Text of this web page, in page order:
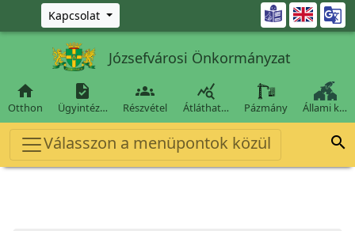
Ugrás a fő tartalomra
Kapcsolat 
Józsefvárosi Önkormányzat

Otthon

Ügyintéz…

Részvétel

Átláthat… Pázmány Állami k…
Válasszon a menüpontok közül 